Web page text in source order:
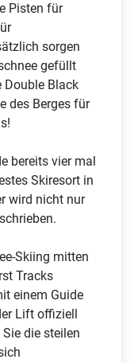
Pisten für
sorgen
gefüllt
Double Black
des Berges für
bereits vier mal
Skiresort in
wird nicht nur
Skiing mitten
Tracks
einem Guide
Lift offiziell
die steilen